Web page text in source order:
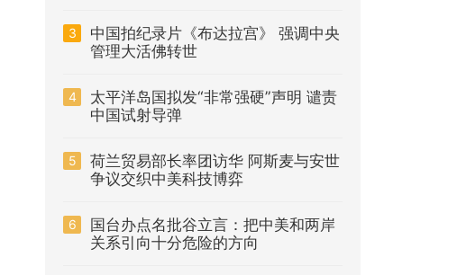
3
中国拍纪录片《布达拉宫》 强调中央
管理大活佛转世
4
太平洋岛国拟发“非常强硬”声明 谴责
中国试射导弹
5
荷兰贸易部长率团访华 阿斯麦与安世
争议交织中美科技博弈
6
国台办点名批谷立言：把中美和两岸
关系引向十分危险的方向